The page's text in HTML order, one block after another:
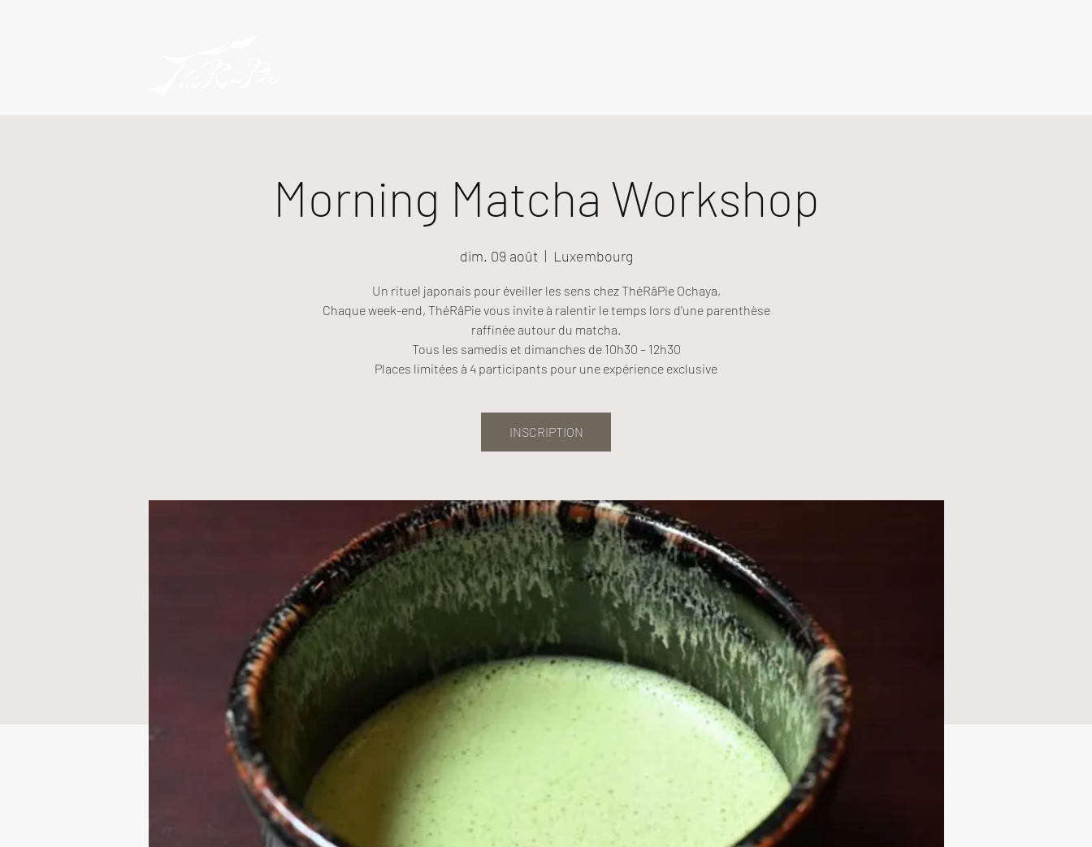
Morning Matcha Workshop
dim. 09 août
  |
Luxembourg
Un rituel japonais pour éveiller les sens chez ThéRâPie Ochaya,
Chaque week-end, ThéRâPie vous invite à ralentir le temps lors d’une parenthèse
raffinée autour du matcha.
Tous les samedis et dimanches de 10h30 – 12h30
Places limitées à 4 participants pour une expérience exclusive
INSCRIPTION